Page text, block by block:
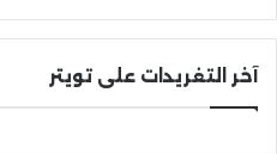
آخر التغريدات على تويتر